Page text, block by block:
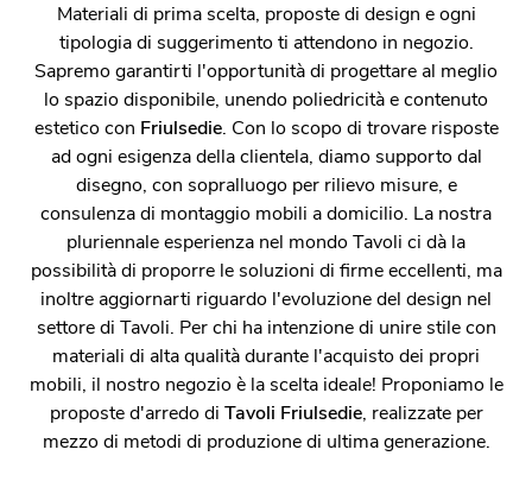
Materiali di prima scelta, proposte di design e ogni
tipologia di suggerimento ti attendono in negozio.
Sapremo garantirti l'opportunità di progettare al meglio
lo spazio disponibile, unendo poliedricità e contenuto
estetico con Friulsedie. Con lo scopo di trovare risposte
ad ogni esigenza della clientela, diamo supporto dal
disegno, con sopralluogo per rilievo misure, e
consulenza di montaggio mobili a domicilio. La nostra
pluriennale esperienza nel mondo Tavoli ci dà la
possibilità di proporre le soluzioni di firme eccellenti, ma
inoltre aggiornarti riguardo l'evoluzione del design nel
settore di Tavoli. Per chi ha intenzione di unire stile con
materiali di alta qualità durante l'acquisto dei propri
mobili, il nostro negozio è la scelta ideale! Proponiamo le
proposte d'arredo di Tavoli Friulsedie, realizzate per
mezzo di metodi di produzione di ultima generazione.